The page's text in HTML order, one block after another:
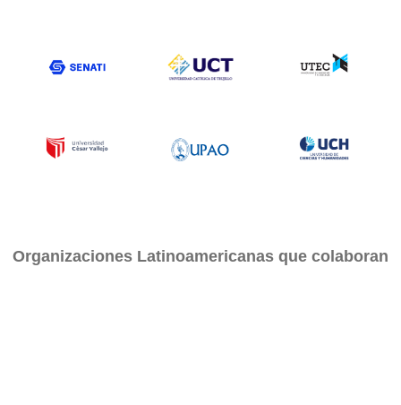
Organizaciones Latinoamericanas que colaboran